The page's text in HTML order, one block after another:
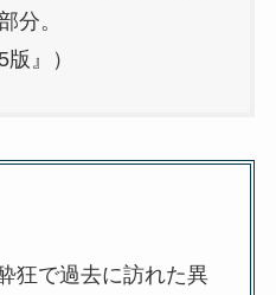
分。
』）
狂で過去に訪れた異